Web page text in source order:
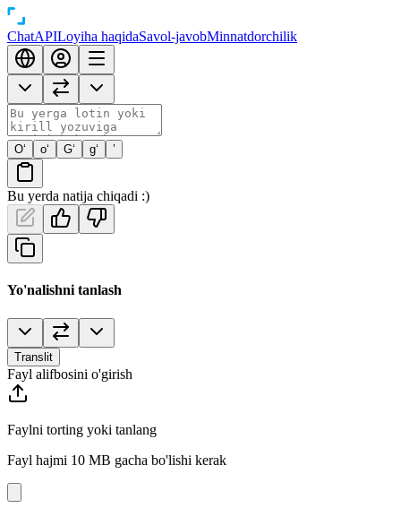
ChatAPILoyiha haqidaSavol-javobMinnatdorchilik
O‘ o‘ G‘ g‘ ’
Bu yerda natija chiqadi :)
Yo'nalishni tanlash
Translit
Fayl alifbosini o'girish
Faylni torting yoki tanlang
Fayl hajmi 10 MB gacha bo'lishi kerak